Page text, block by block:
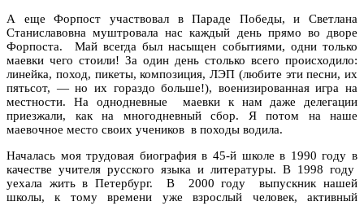
А еще Форпост участвовал в Параде Победы, и Светлана
Станиславовна муштровала нас каждый день прямо во дворе
Форпоста.
Май всегда был насыщен событиями, одни только
маевки чего стоили! За один день столько всего происходило:
линейка, поход, пикеты, композиция, ЛЭП (любите эти песни, их
пятьсот, — но их гораздо больше!), военизированная игра на
местности. На однодневные
маевки к нам даже делегации
приезжали, как на многодневный сбор. Я потом на наше
маевочное место своих учеников в походы водила.
Началась моя трудовая биография в 45-й школе в 1990 году в
качестве учителя русского языка и литературы. В 1998 году
уехала жить в Петербург.
В 2000 году
выпускник нашей
школы, к тому времени уже взрослый человек, активный